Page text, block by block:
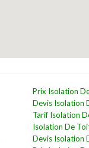
Prix Isolation
Devis Isolation
Tarif Isolation
Isolation De
Devis Isolation